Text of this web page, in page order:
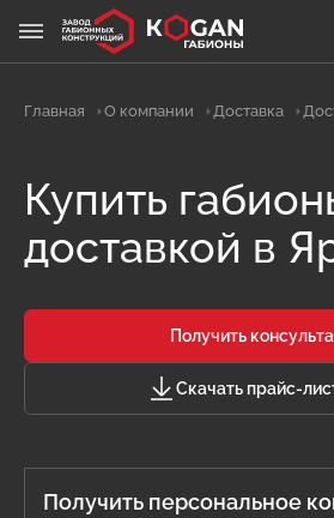
Главная О компании Доставка
Купить
доставкой в
Получить
Скачать прайс-
Получить персональное